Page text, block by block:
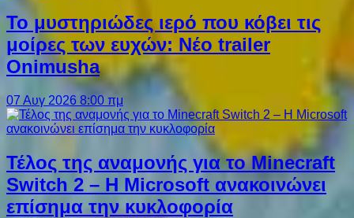
Το μυστηριώδες ιερό που κόβει τις
μοίρες των ευχών: Νέο trailer
Onimusha
07 Αυγ 2026 8:00 πμ
Τέλος της αναμονής για το Minecraft
Switch 2 – Η Microsoft ανακοινώνει
επίσημα την κυκλοφορία